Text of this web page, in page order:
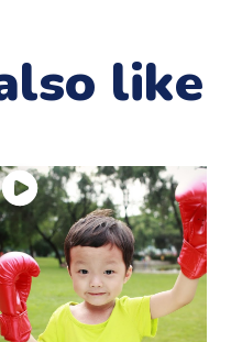
like
– Le jeu de la